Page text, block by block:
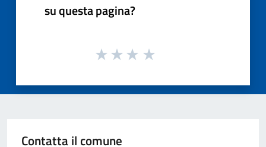
su questa pagina?
Contatta il comune